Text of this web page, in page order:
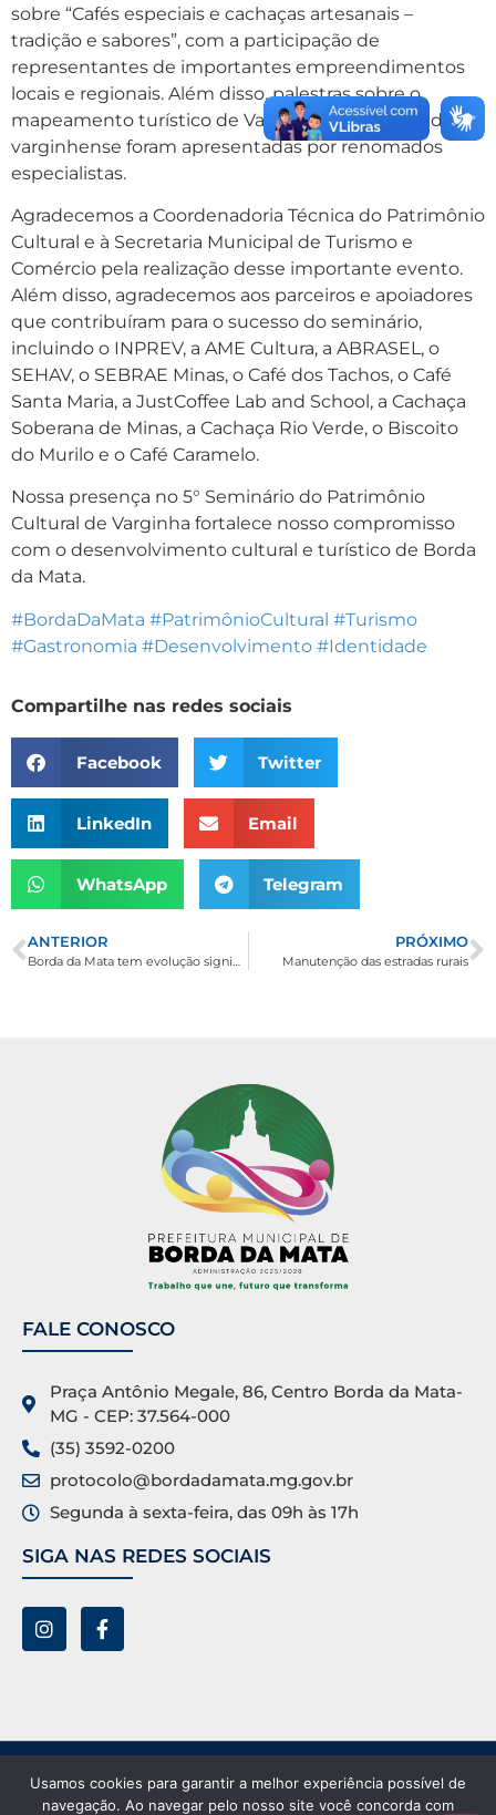
sobre “Cafés especiais e cachaças artesanais –
tradição e sabores”, com a participação de
representantes de importantes empreendimentos
locais e regionais. Além disso, palestras sobre o
mapeamento turístico de Varginha e a identidade
varginhense foram apresentadas por renomados
especialistas.
Agradecemos a Coordenadoria Técnica do Patrimônio
Cultural e à Secretaria Municipal de Turismo e
Comércio pela realização desse importante evento.
Além disso, agradecemos aos parceiros e apoiadores
que contribuíram para o sucesso do seminário,
incluindo o INPREV, a AME Cultura, a ABRASEL, o
SEHAV, o SEBRAE Minas, o Café dos Tachos, o Café
Santa Maria, a JustCoffee Lab and School, a Cachaça
Soberana de Minas, a Cachaça Rio Verde, o Biscoito
do Murilo e o Café Caramelo.
Nossa presença no 5° Seminário do Patrimônio
Cultural de Varginha fortalece nosso compromisso
com o desenvolvimento cultural e turístico de Borda
da Mata.
#BordaDaMata #PatrimônioCultural #Turismo
#Gastronomia #Desenvolvimento #Identidade
Compartilhe nas redes sociais
Facebook Twitter
LinkedIn Email
WhatsApp Telegram
ANTERIOR
Borda da Mata tem evolução significativa na pontuação do ICMS Patrimônio Cultural!
PRÓXIMO
Manutenção das estradas rurais
FALE CONOSCO
Praça Antônio Megale, 86, Centro Borda da Mata-
MG - CEP: 37.564-000
(35) 3592-0200
protocolo@bordadamata.mg.gov.br
Segunda à sexta-feira, das 09h às 17h
SIGA NAS REDES SOCIAIS
Prefeitura Municipal de Borda da Mata ©. Todos os
direitos reservados.
Usamos cookies para garantir a melhor experiência possível de
navegação. Ao navegar pelo nosso site você concorda com